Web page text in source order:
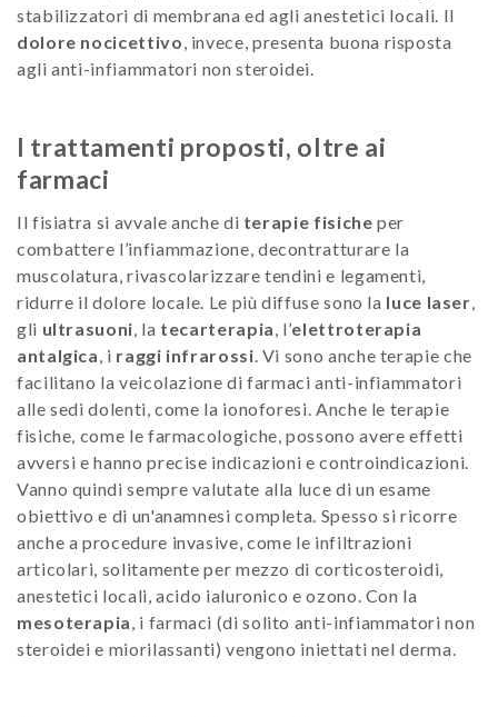
stabilizzatori di membrana ed agli anestetici locali. Il
dolore nocicettivo, invece, presenta buona risposta
agli anti-infiammatori non steroidei.
I trattamenti proposti, oltre ai
farmaci
Il fisiatra si avvale anche di terapie fisiche per
combattere l’infiammazione, decontratturare la
muscolatura, rivascolarizzare tendini e legamenti,
ridurre il dolore locale. Le più diffuse sono la luce laser,
gli ultrasuoni, la tecarterapia, l’elettroterapia
antalgica, i raggi infrarossi. Vi sono anche terapie che
facilitano la veicolazione di farmaci anti-infiammatori
alle sedi dolenti, come la ionoforesi. Anche le terapie
fisiche, come le farmacologiche, possono avere effetti
avversi e hanno precise indicazioni e controindicazioni.
Vanno quindi sempre valutate alla luce di un esame
obiettivo e di un'anamnesi completa. Spesso si ricorre
anche a procedure invasive, come le infiltrazioni
articolari, solitamente per mezzo di corticosteroidi,
anestetici locali, acido ialuronico e ozono. Con la
mesoterapia, i farmaci (di solito anti-infiammatori non
steroidei e miorilassanti) vengono iniettati nel derma.